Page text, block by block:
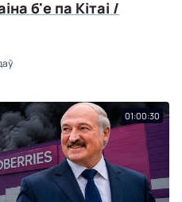
б'е па Кітаі /
01:00:30